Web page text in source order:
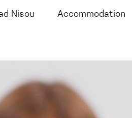
Nisou Accommodation